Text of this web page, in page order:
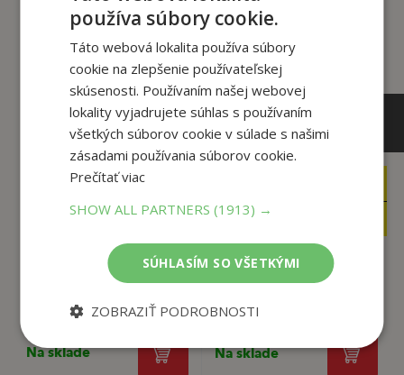
tento titul si tiež kúpili
24
14,99€
Svätá zem
Dionýz Dugas
Na sklade
Oltáre a ikonostasy
Dionýz Dugas
Na sklade
používa súbory cookie.
Táto webová lokalita používa súbory
cookie na zlepšenie používateľskej
skúsenosti. Používaním našej webovej
lokality vyjadrujete súhlas s používaním
všetkých súborov cookie v súlade s našimi
zásadami používania súborov cookie.
Prečítať viac
SHOW ALL PARTNERS(1913) →
SÚHLASÍM SO VŠETKÝMI
ZOBRAZIŤ PODROBNOSTI